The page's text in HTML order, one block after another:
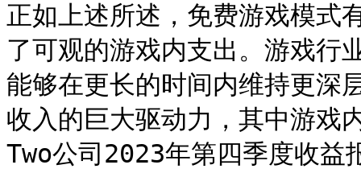
正如上述所述，免费游戏模式
了可观的游戏内支出。游戏行
能够在更长的时间内维持更深
收入的巨大驱动力，其中游戏
Two公司2023年第四季度收益